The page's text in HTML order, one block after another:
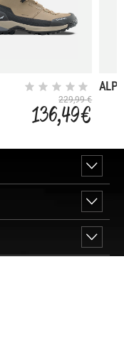
229,99 €
136,49 €